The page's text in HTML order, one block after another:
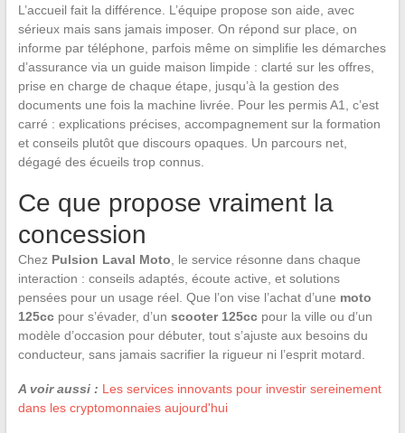
L’accueil fait la différence. L’équipe propose son aide, avec
sérieux mais sans jamais imposer. On répond sur place, on
informe par téléphone, parfois même on simplifie les démarches
d’assurance via un guide maison limpide : clarté sur les offres,
prise en charge de chaque étape, jusqu’à la gestion des
documents une fois la machine livrée. Pour les permis A1, c’est
carré : explications précises, accompagnement sur la formation
et conseils plutôt que discours opaques. Un parcours net,
dégagé des écueils trop connus.
Ce que propose vraiment la
concession
Chez Pulsion Laval Moto , le service résonne dans chaque
interaction : conseils adaptés, écoute active, et solutions
pensées pour un usage réel. Que l’on vise l’achat d’une moto
125ccpour s’évader, d’un scooter 125ccpour la ville ou d’un
modèle d’occasion pour débuter, tout s’ajuste aux besoins du
conducteur, sans jamais sacrifier la rigueur ni l’esprit motard.
A voir aussi : Les services innovants pour investir sereinement
dans les cryptomonnaies aujourd'hui